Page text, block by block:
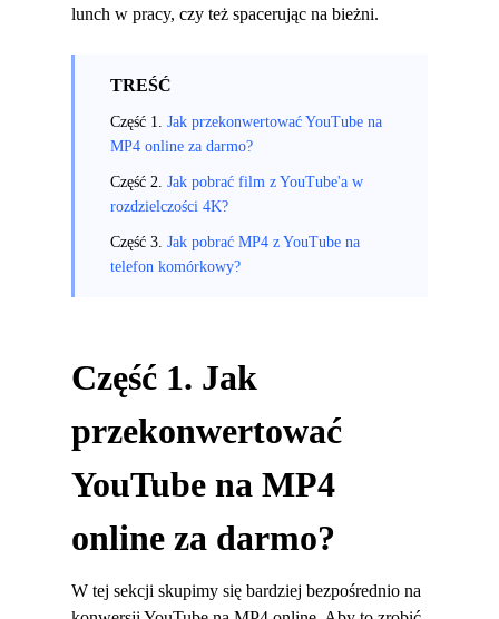
lunch w pracy, czy też spacerując na bieżni.
TREŚĆ
Część 1. Jak przekonwertować YouTube na
MP4 online za darmo?
Część 2. Jak pobrać film z YouTube'a w
rozdzielczości 4K?
Część 3. Jak pobrać MP4 z YouTube na
telefon komórkowy?
Część 1. Jak
przekonwertować
YouTube na MP4
online za darmo?
W tej sekcji skupimy się bardziej bezpośrednio na